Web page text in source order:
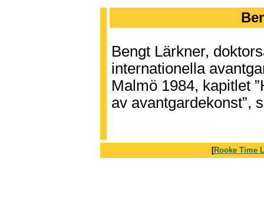
Bengt Lärkner,
internationella
Malmö 1984, kapitlet
av avantgardekonst”,
[Rooke Time